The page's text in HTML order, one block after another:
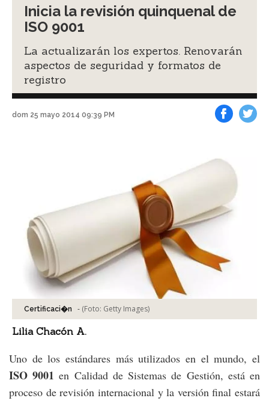
Inicia la revisión quinquenal de
ISO 9001
La actualizarán los expertos. Renovarán
aspectos de seguridad y formatos de
registro
dom 25 mayo 2014 09:39 PM
Certificaci�n - (Foto: Getty Images)
Lilia Chacón A.
Uno de los estándares más utilizados en el mundo, el
ISO 9001 en Calidad de Sistemas de Gestión, está en
proceso de revisión internacional y la versión final estará